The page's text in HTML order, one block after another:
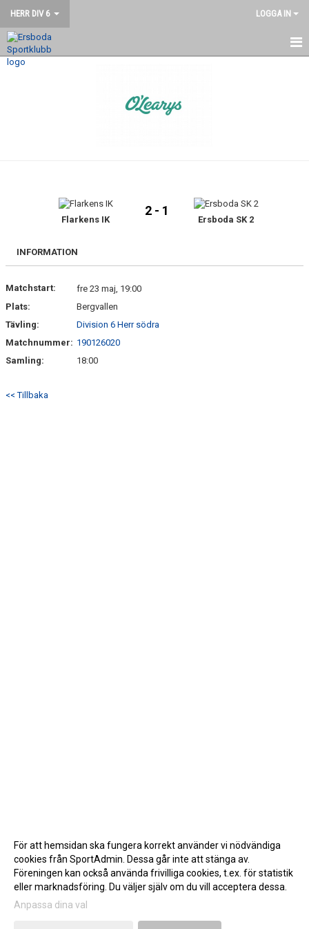
HERR DIV 6 LOGGA IN
HEM
DOKUMENT
Flarkens IK
2 - 1
Ersboda SK 2
INFORMATION
Matchstart:
fre 23 maj, 19:00
Plats:
Bergvallen
Tävling:
Division 6 Herr södra
Matchnummer: 190126020
Samling:
18:00
<< Tillbaka
Gå till Webbversion
För att hemsidan ska fungera korrekt använder vi nödvändiga
cookies från SportAdmin. Dessa går inte att stänga av.
Föreningen kan också använda frivilliga cookies, t.ex. för statistik
eller marknadsföring. Du väljer själv om du vill acceptera dessa.
Anpassa dina val